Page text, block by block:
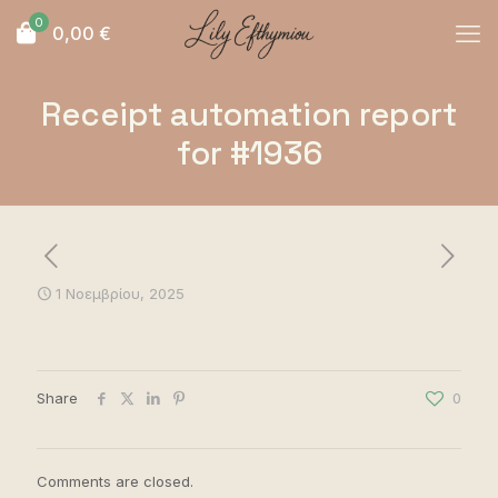
0 0,00 €
Receipt automation report
for #1936
1 Νοεμβρίου, 2025
Share 0
Comments are closed.